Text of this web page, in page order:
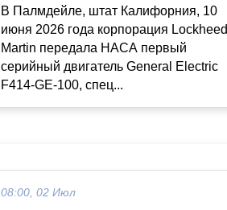
В Палмдейле, штат Калифорния, 10
июня 2026 года корпорация Lockheed
Martin передала НАСА первый
серийный двигатель General Electric
F414-GE-100, спец...
08:00, 02 Июл